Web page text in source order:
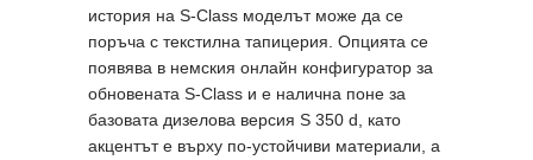
история на S-Class моделът може да се
поръча с текстилна тапицерия. Опцията се
появява в немския онлайн конфигуратор за
обновената S-Class и е налична поне за
базовата дизелова версия S 350 d, като
акцентът е върху по-устойчиви материали, а